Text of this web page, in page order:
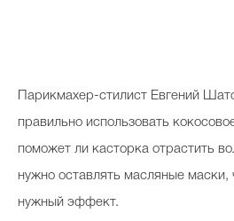
Парикмахер-стилист Евгений
правильно использовать
поможет ли касторка отрастить
нужно оставлять масляные маски,
нужный эффект.